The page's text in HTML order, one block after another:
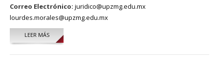
Correo Electrónico: juridico@upzmg.edu.mx
lourdes.morales@upzmg.edu.mx
LEER MÁSSOBRE MARÍA DE LOURDES MORALES MÉNDEZ